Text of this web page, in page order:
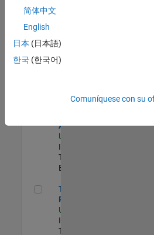
Principal Identity Security
Engineer - AD
US-MA-Natick
Experimentado
Analyst
US-MA-Natick
Information
Technology |
Experimentado
Technical Product Owner
Technical
Product Owner
US-MA-Natick
Information
Technology |
简体中文
English
日本 (日本語)
한국 (한국어)
Comuníquese con su